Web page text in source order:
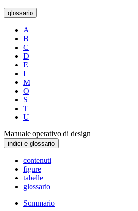
glossario
A
B
C
D
E
I
M
O
S
T
U
Manuale operativo di design
indici e glossario
contenuti
figure
tabelle
glossario
Sommario